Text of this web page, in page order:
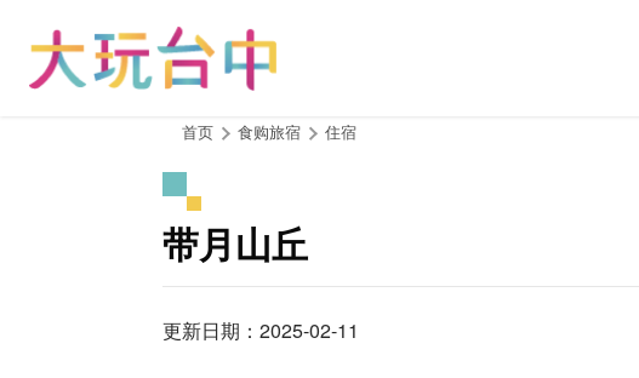
首页 食购旅宿 住宿
带月山丘
更新日期：2025-02-11